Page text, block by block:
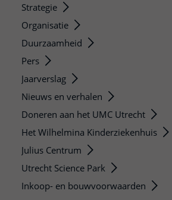
Strategie
Organisatie
Duurzaamheid
Pers
Jaarverslag
Nieuws en verhalen
Doneren aan het UMC Utrecht
Het Wilhelmina Kinderziekenhuis
Julius Centrum
Utrecht Science Park
Inkoop- en bouwvoorwaarden